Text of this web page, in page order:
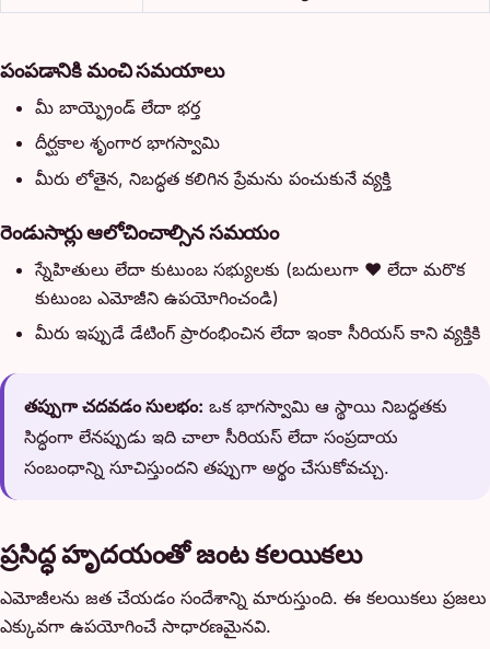
పంపడానికి మంచి సమయాలు
మీ బాయ్ఫ్రెండ్ లేదా భర్త
దీర్ఘకాల శృంగార భాగస్వామి
మీరు లోతైన, నిబద్ధత కలిగిన ప్రేమను పంచుకునే వ్యక్తి
రెండుసార్లు ఆలోచించాల్సిన సమయం
స్నేహితులు లేదా కుటుంబ సభ్యులకు (బదులుగా ❤️ లేదా మరొక
కుటుంబ ఎమోజీని ఉపయోగించండి)
మీరు ఇప్పుడే డేటింగ్ ప్రారంభించిన లేదా ఇంకా సీరియస్ కాని వ్యక్తికి
తప్పుగా చదవడం సులభం: ఒక భాగస్వామి ఆ స్థాయి నిబద్ధతకు
సిద్ధంగా లేనప్పుడు ఇది చాలా సీరియస్ లేదా సంప్రదాయ
సంబంధాన్ని సూచిస్తుందని తప్పుగా అర్థం చేసుకోవచ్చు.
ప్రసిద్ధ హృదయంతో జంట కలయికలు
ఎమోజీలను జత చేయడం సందేశాన్ని మారుస్తుంది. ఈ కలయికలు ప్రజలు
ఎక్కువగా ఉపయోగించే సాధారణమైనవి.